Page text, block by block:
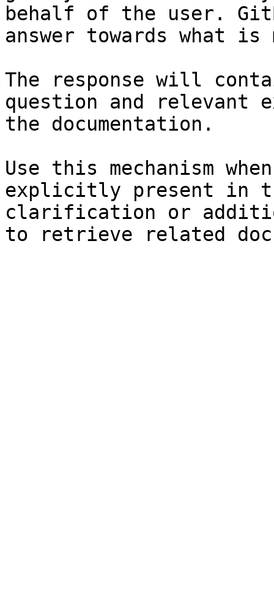
behalf of the user.
answer towards what
The response will
question and relevant
the documentation.
Use this mechanism
explicitly present in
clarification or